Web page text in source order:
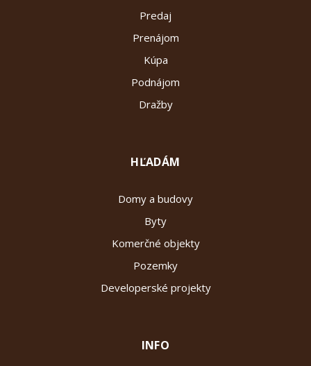
Predaj
Prenájom
Kúpa
Podnájom
Dražby
HĽADÁM
Domy a budovy
Byty
Komerčné objekty
Pozemky
Developerské projekty
INFO